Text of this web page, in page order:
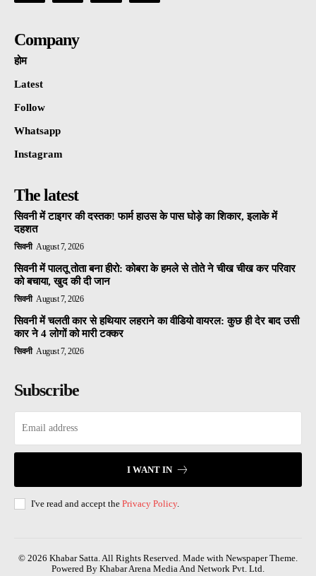
Company
होम
Latest
Follow
Whatsapp
Instagram
The latest
सिवनी में टाइगर की दस्तक! फार्म हाउस के पास घोड़े का शिकार, इलाके में
दहशत
सिवनी August 7, 2026
सिवनी में पालतू तोता बना हीरो: कोबरा के हमले से तोते ने चीख चीख कर परिवार
को बचाया, खुद की दी जान
सिवनी August 7, 2026
सिवनी में चलती कार से हथियार लहराने का वीडियो वायरल: कुछ ही देर बाद उसी
कार ने 4 लोगों को मारी टक्कर
सिवनी August 7, 2026
Subscribe
I WANT IN
I've read and accept the Privacy Policy.
© 2026 Khabar Satta. All Rights Reserved. Made with Newspaper Theme.
Powered By Khabar Arena Media And Network Pvt. Ltd.